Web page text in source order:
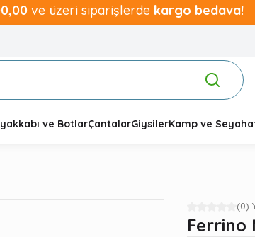
ve üzeri siparişlerde kargo bedava!
ve BotlarÇantalarGiysilerKamp ve
(0)
Ferrino